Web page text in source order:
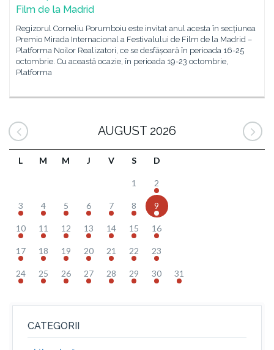
Film de la Madrid
Regizorul Corneliu Porumboiu este invitat anul acesta în secțiunea
Premio Mirada Internacional a Festivalului de Film de la Madrid –
Platforma Noilor Realizatori, ce se desfășoară în perioada 16-25
octombrie. Cu această ocazie, în perioada 19-23 octombrie,
Platforma
AUGUST 2026
L M M J V S D
1 2
3 4 5 6 7 8 9
10 11 12 13 14 15 16
17 18 19 20 21 22 23
24 25 26 27 28 29 30 31
CATEGORII